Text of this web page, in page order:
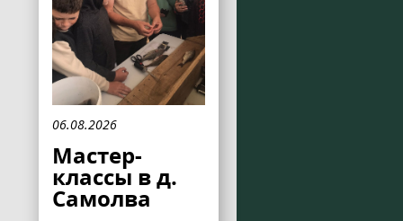
06.08.2026
Мастер-
классы в д.
Самолва